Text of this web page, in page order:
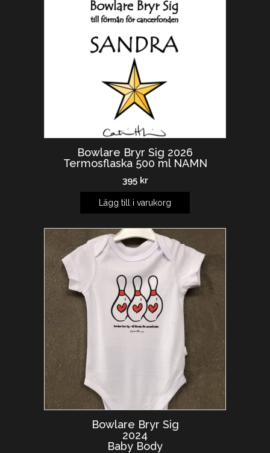
Bowlare Bryr Sig 2026
Termosflaska 500 ml NAMN
395 kr
Lägg till i varukorg
Bowlare Bryr Sig
2024
Baby Body